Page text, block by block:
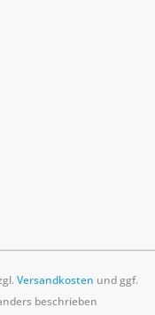
Versandkosten und ggf.
beschrieben